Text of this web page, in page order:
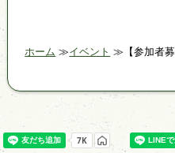
ホーム イベント 【参加者